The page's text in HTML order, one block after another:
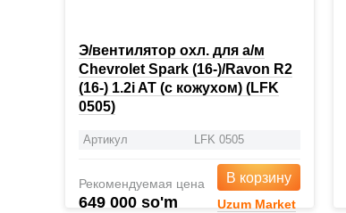
Э/вентилятор охл. для а/м
Chevrolet Spark (16-)/Ravon R2
(16-) 1.2i AT (с кожухом) (LFK
0505)
Артикул LFK 0505
Рекомендуемая цена
649 000 so'm
В корзину
Uzum Market